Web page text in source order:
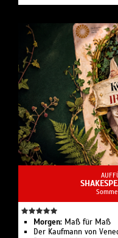
Morgen: Maß für Maß
Der Kaufmann von